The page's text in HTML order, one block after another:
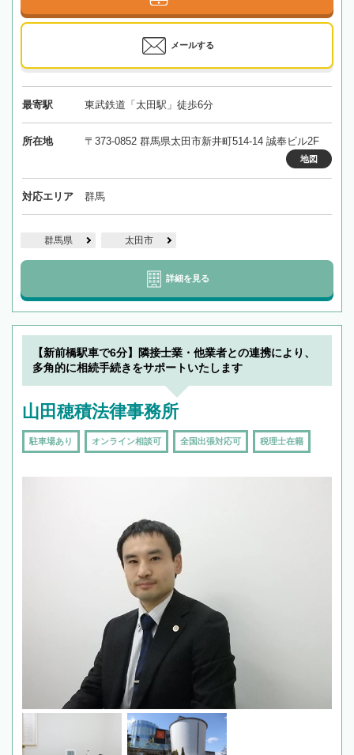
メールする
最寄駅 東武鉄道「太田駅」徒歩6分
所在地 〒373-0852 群馬県太田市新井町514-14 誠奉ビル2F
地図
対応エリア 群馬
群馬県 太田市
詳細を見る
【新前橋駅車で6分】隣接士業・他業者との連携により、
多角的に相続手続きをサポートいたします
山田穂積法律事務所
駐車場あり オンライン相談可 全国出張対応可 税理士在籍